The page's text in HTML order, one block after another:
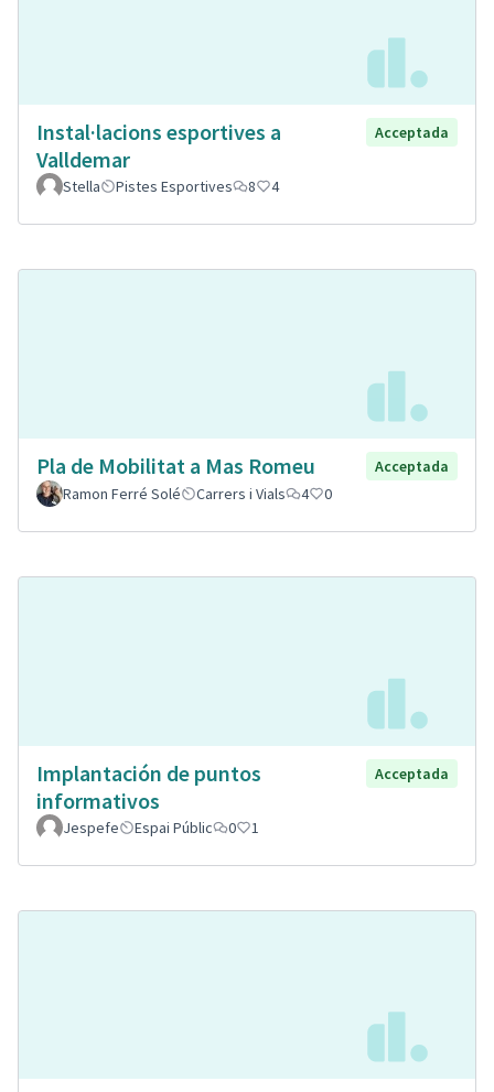
Instal·lacions esportives a
Valldemar
Acceptada
Stella Pistes Esportives 8 4
Pla de Mobilitat a Mas Romeu
Acceptada
Ramon Ferré Solé
Carrers i Vials 4 0
Implantación de puntos
informativos
Acceptada
Jespefe Espai Públic 0 1